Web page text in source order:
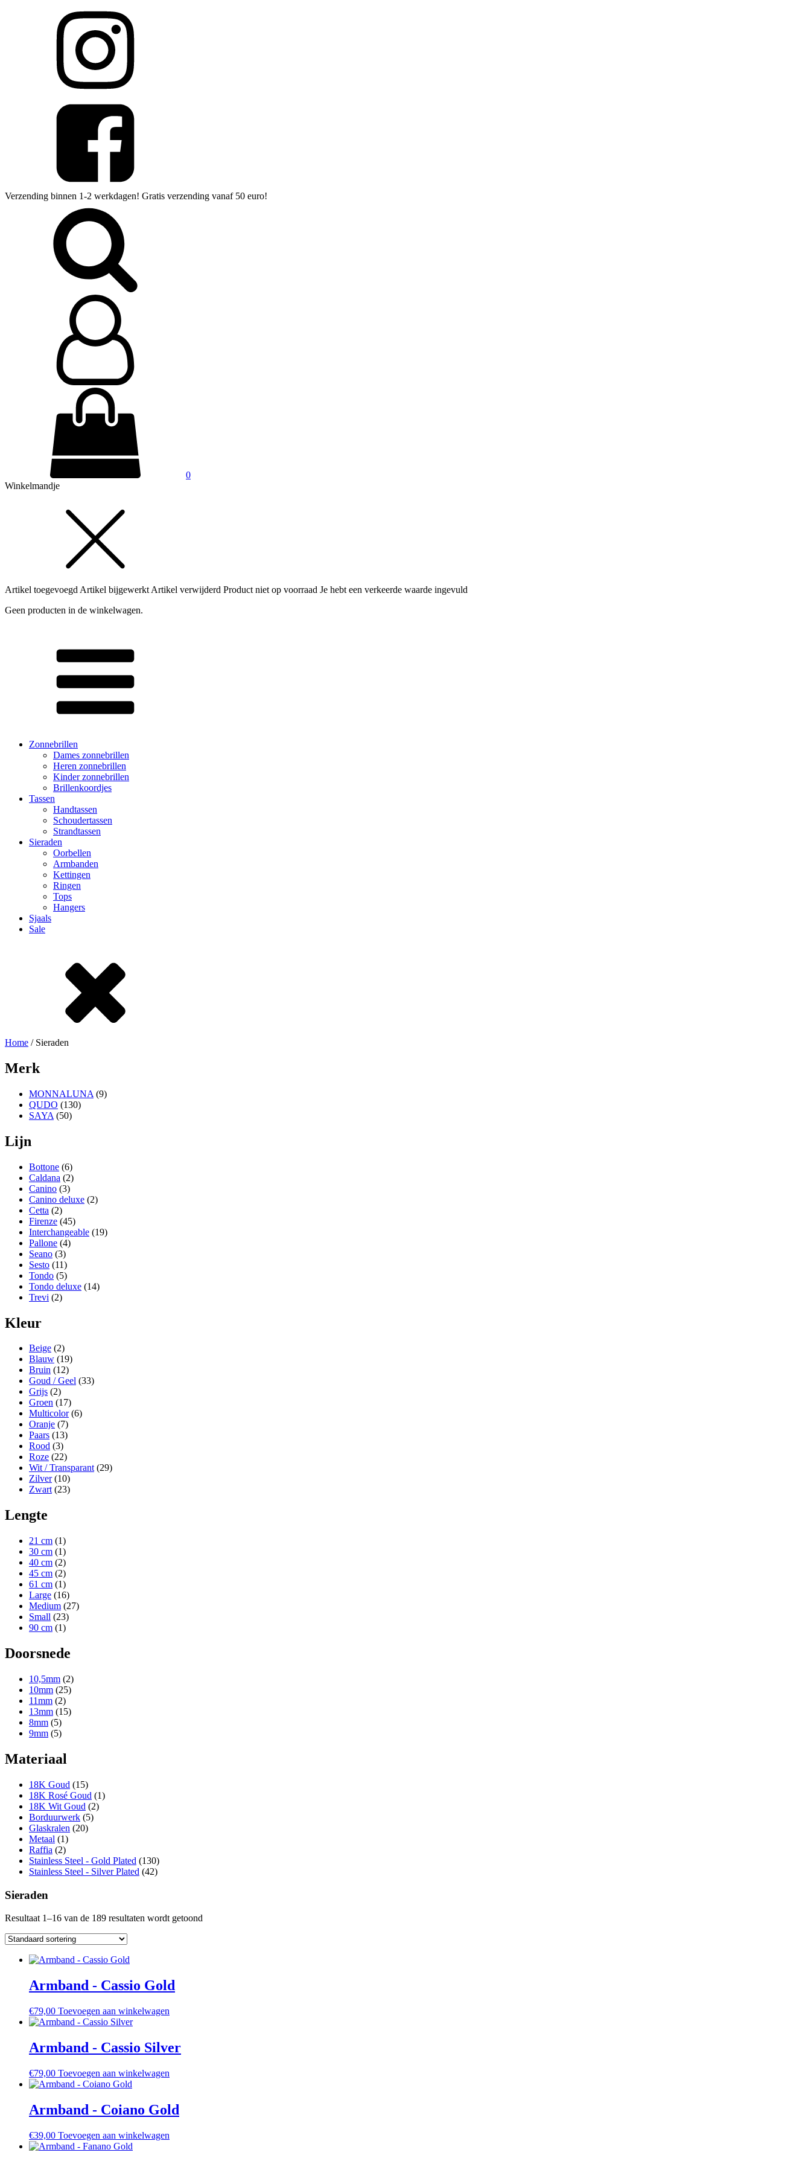
Verzending binnen 1-2 werkdagen! Gratis verzending vanaf 50 euro!
0
Winkelmandje
Artikel toegevoegd Artikel bijgewerkt Artikel verwijderd Product niet op voorraad Je hebt een verkeerde waarde ingevuld
Geen producten in de winkelwagen.
Zonnebrillen
Dames zonnebrillen
Heren zonnebrillen
Kinder zonnebrillen
Brillenkoordjes
Tassen
Handtassen
Schoudertassen
Strandtassen
Sieraden
Oorbellen
Armbanden
Kettingen
Ringen
Tops
Hangers
Sjaals
Sale
Home / Sieraden
Merk
MONNALUNA (9)
QUDO (130)
SAYA (50)
Lijn
Bottone (6)
Caldana (2)
Canino (3)
Canino deluxe (2)
Cetta (2)
Firenze (45)
Interchangeable (19)
Pallone (4)
Seano (3)
Sesto (11)
Tondo (5)
Tondo deluxe (14)
Trevi (2)
Kleur
Beige (2)
Blauw (19)
Bruin (12)
Goud / Geel (33)
Grijs (2)
Groen (17)
Multicolor (6)
Oranje (7)
Paars (13)
Rood (3)
Roze (22)
Wit / Transparant (29)
Zilver (10)
Zwart (23)
Lengte
21 cm (1)
30 cm (1)
40 cm (2)
45 cm (2)
61 cm (1)
Large (16)
Medium (27)
Small (23)
90 cm (1)
Doorsnede
10,5mm (2)
10mm (25)
11mm (2)
13mm (15)
8mm (5)
9mm (5)
Materiaal
18K Goud (15)
18K Rosé Goud (1)
18K Wit Goud (2)
Borduurwerk (5)
Glaskralen (20)
Metaal (1)
Raffia (2)
Stainless Steel - Gold Plated (130)
Stainless Steel - Silver Plated (42)
Sieraden
Resultaat 1–16 van de 189 resultaten wordt getoond
Armband - Cassio Gold
€79,00 Toevoegen aan winkelwagen
Armband - Cassio Silver
€79,00 Toevoegen aan winkelwagen
Armband - Coiano Gold
€39,00 Toevoegen aan winkelwagen